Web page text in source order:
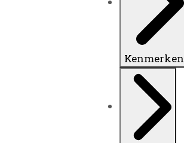
Kenmerken